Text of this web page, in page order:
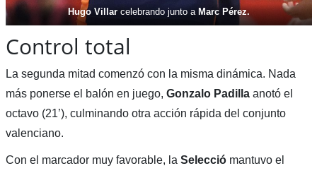
Hugo Villarcelebrando junto aMarc Pérez.
Control total
La segunda mitad comenzó con la misma dinámica. Nada
más ponerse el balón en juego, Gonzalo Padilla anotó el
octavo (21’), culminando otra acción rápida del conjunto
valenciano.
Con el marcador muy favorable, la Selecciómantuvo el